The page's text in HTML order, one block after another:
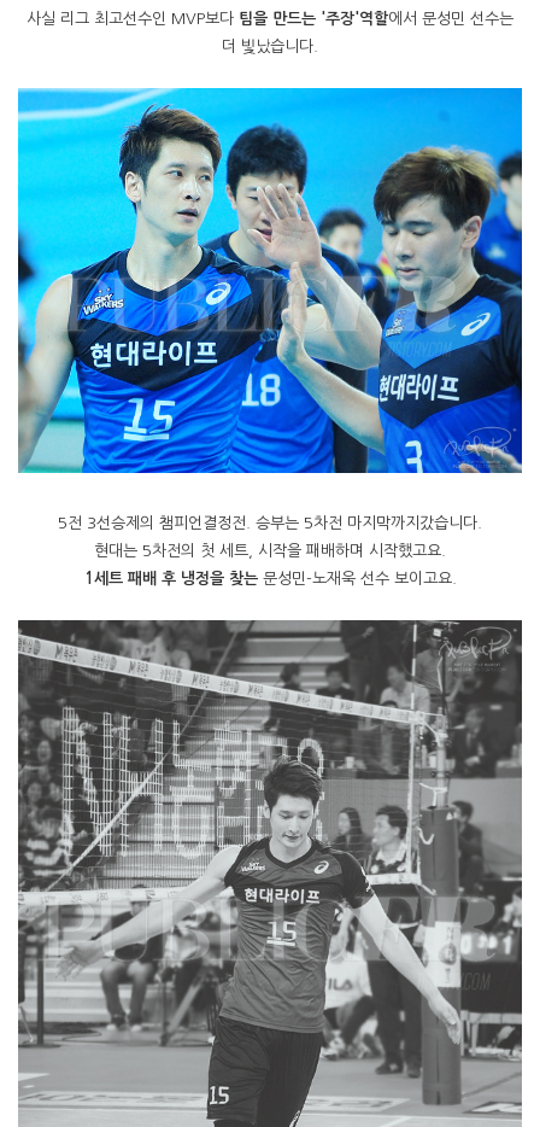
사실 리그 최고선수인 MVP보다 팀을 만드는 '주장'역할에서 문성민 선수는
더 빛났습니다.
5전 3선승제의 챔피언결정전. 승부는 5차전 마지막까지갔습니다.
현대는 5차전의 첫 세트, 시작을 패배하며 시작했고요.
1세트 패배 후 냉정을 찾는문성민-노재욱 선수 보이고요.